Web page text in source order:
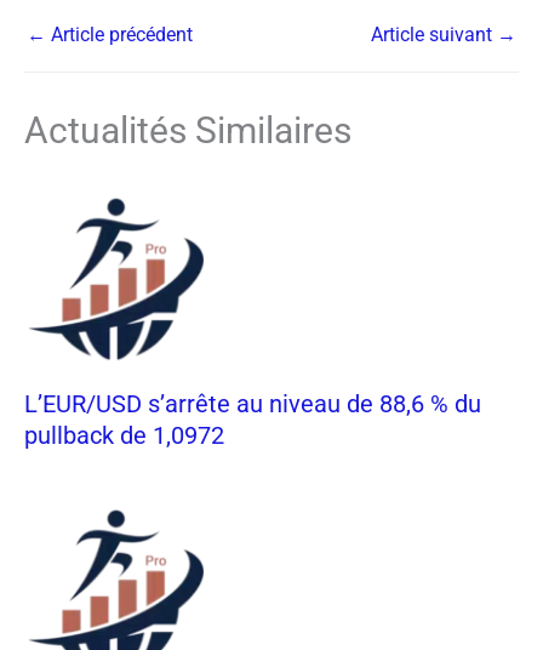
← Article précédent Article suivant →
Actualités Similaires
L’EUR/USD s’arrête au niveau de 88,6 % du
pullback de 1,0972